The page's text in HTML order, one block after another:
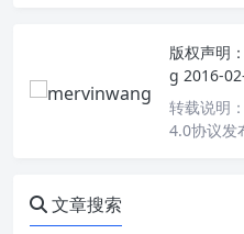
版权声明：
g 2016-
转载说明：
4.0协议发
文章搜索